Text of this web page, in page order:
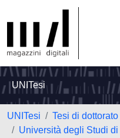
UNITesi
UNITesi
Tesi di dottorato
Università degli Studi di